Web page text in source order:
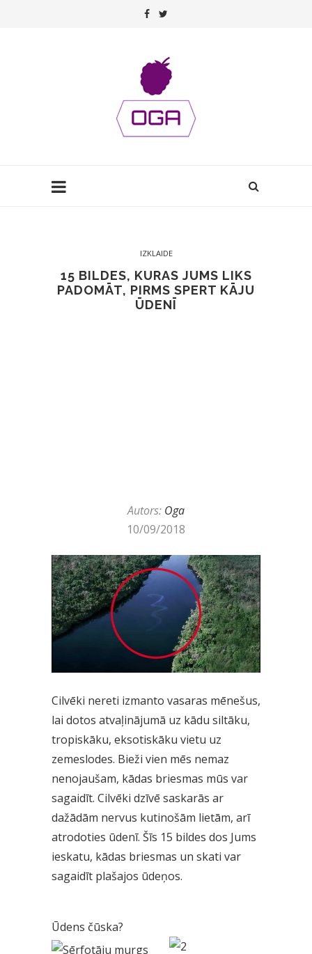
IZKLAIDE
15 BILDES, KURAS JUMS LIKS
PADOMĀT, PIRMS SPERT KĀJU
ŪDENĪ
Autors: Oga
10/09/2018
Cilvēki nereti izmanto vasaras mēnešus,
lai dotos atvaļinājumā uz kādu siltāku,
tropiskāku, eksotiskāku vietu uz
zemeslodes. Bieži vien mēs nemaz
nenojaušam, kādas briesmas mūs var
sagaidīt. Cilvēki dzīvē saskarās ar
dažādām nervus kutinošām lietām, arī
atrodoties ūdenī. Šīs 15 bildes dos Jums
ieskatu, kādas briesmas un skati var
sagaidīt plašajos ūdeņos.
Ūdens čūska?